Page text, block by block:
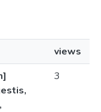
views
3